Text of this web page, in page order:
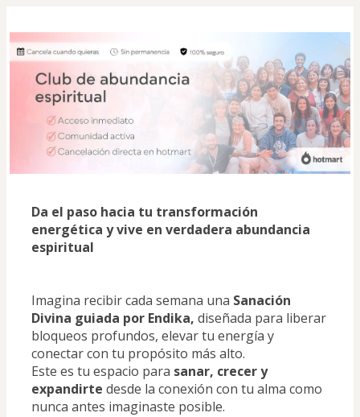
Da el paso hacia tu transformación
energética y vive en verdadera abundancia
espiritual
Imagina recibir cada semana una Sanación
Divina guiada por Endika, diseñada para liberar
bloqueos profundos, elevar tu energía y
conectar con tu propósito más alto.
Este es tu espacio para sanar, crecer y
expandirte desde la conexión con tu alma como
nunca antes imaginaste posible.